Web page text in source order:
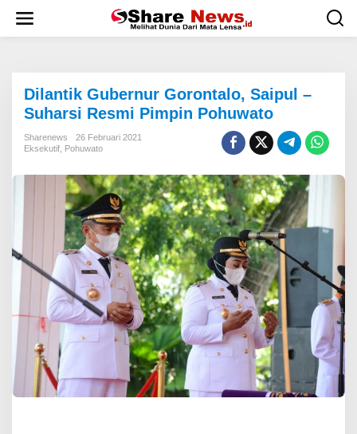
w
Dilantik Gubernur Gorontalo, Saipul –
Suharsi Resmi Pimpin Pohuwato
Sharenews
26 Februari 2021
Eksekutif Pohuwato